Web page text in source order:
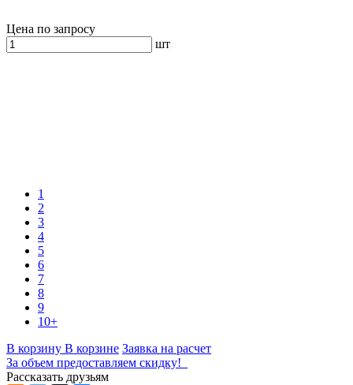
Цена по запросу
шт
1
2
3
4
5
6
7
8
9
10+
В корзину В корзине Заявка на расчет
За объем предоставляем скидку!
Рассказать друзьям